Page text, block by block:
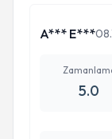
A*** E***
5.0